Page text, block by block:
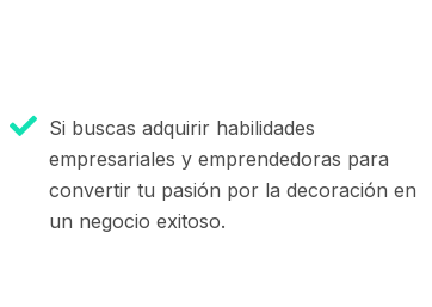
Si buscas adquirir habilidades
empresariales y emprendedoras para
convertir tu pasión por la decoración en
un negocio exitoso.